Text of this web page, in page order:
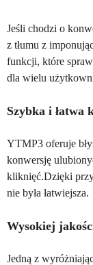
Jeśli chodzi o
z tłumu z
funkcji, które
dla wielu
Szybka i łatwa
YTMP3 oferuje
konwersję
kliknięć.Dzięki
nie była łatwiejsza.
Wysokiej
Jedną z